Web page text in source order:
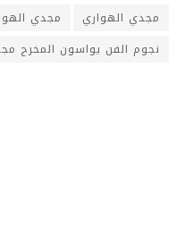
مجدي الهواري
مجدي
نجوم الفن يواسون المخرج